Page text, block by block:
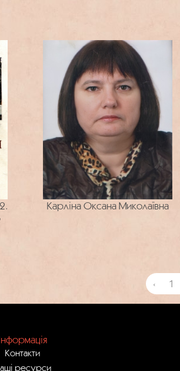
Карліна Оксана Миколаївна
‹ 1
Контакти
ресурси